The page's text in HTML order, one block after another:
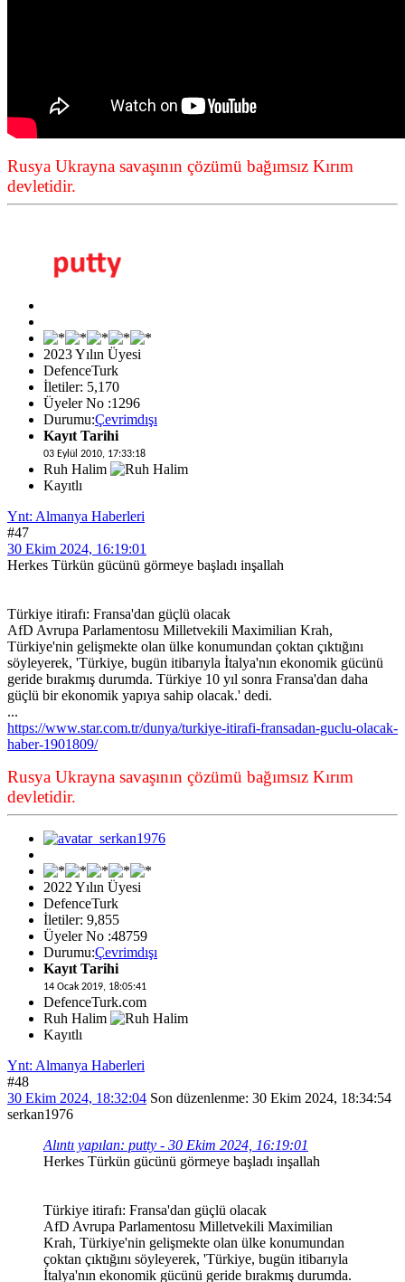
Rusya Ukrayna savaşının çözümü bağımsız Kırım
devletidir.
2023 Yılın Üyesi
DefenceTurk
İletiler: 5,170
Üyeler No :1296
Durumu:Çevrimdışı
Kayıt Tarihi
03 Eylül 2010, 17:33:18
Ruh Halim
Kayıtlı
Ynt: Almanya Haberleri
#47
30 Ekim 2024, 16:19:01
Herkes Türkün gücünü görmeye başladı inşallah
Türkiye itirafı: Fransa'dan güçlü olacak
AfD Avrupa Parlamentosu Milletvekili Maximilian Krah,
Türkiye'nin gelişmekte olan ülke konumundan çoktan çıktığını
söyleyerek, 'Türkiye, bugün itibarıyla İtalya'nın ekonomik gücünü
geride bırakmış durumda. Türkiye 10 yıl sonra Fransa'dan daha
güçlü bir ekonomik yapıya sahip olacak.' dedi.
...
https://www.star.com.tr/dunya/turkiye-itirafi-fransadan-guclu-olacak-
haber-1901809/
Rusya Ukrayna savaşının çözümü bağımsız Kırım
devletidir.
2022 Yılın Üyesi
DefenceTurk
İletiler: 9,855
Üyeler No :48759
Durumu:Çevrimdışı
Kayıt Tarihi
14 Ocak 2019, 18:05:41
DefenceTurk.com
Ruh Halim
Kayıtlı
Ynt: Almanya Haberleri
#48
30 Ekim 2024, 18:32:04 Son düzenlenme: 30 Ekim 2024, 18:34:54
serkan1976
Alıntı yapılan: putty - 30 Ekim 2024, 16:19:01
Herkes Türkün gücünü görmeye başladı inşallah
Türkiye itirafı: Fransa'dan güçlü olacak
AfD Avrupa Parlamentosu Milletvekili Maximilian
Krah, Türkiye'nin gelişmekte olan ülke konumundan
çoktan çıktığını söyleyerek, 'Türkiye, bugün itibarıyla
İtalya'nın ekonomik gücünü geride bırakmış durumda.